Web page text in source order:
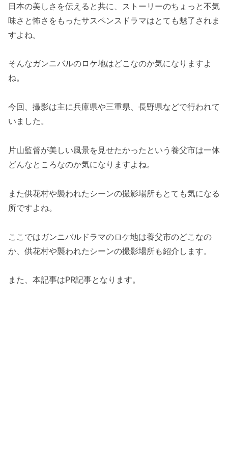
日本の美しさを伝えると共に、ストーリーのちょっと不気
味さと怖さをもったサスペンスドラマはとても魅了されま
すよね。
そんなガンニバルのロケ地はどこなのか気になりますよ
ね。
今回、撮影は主に兵庫県や三重県、長野県などで行われて
いました。
片山監督が美しい風景を見せたかったという養父市は一体
どんなところなのか気になりますよね。
また供花村や襲われたシーンの撮影場所もとても気になる
所ですよね。
ここではガンニバルドラマのロケ地は養父市のどこなの
か、供花村や襲われたシーンの撮影場所も紹介します。
また、本記事はPR記事となります。